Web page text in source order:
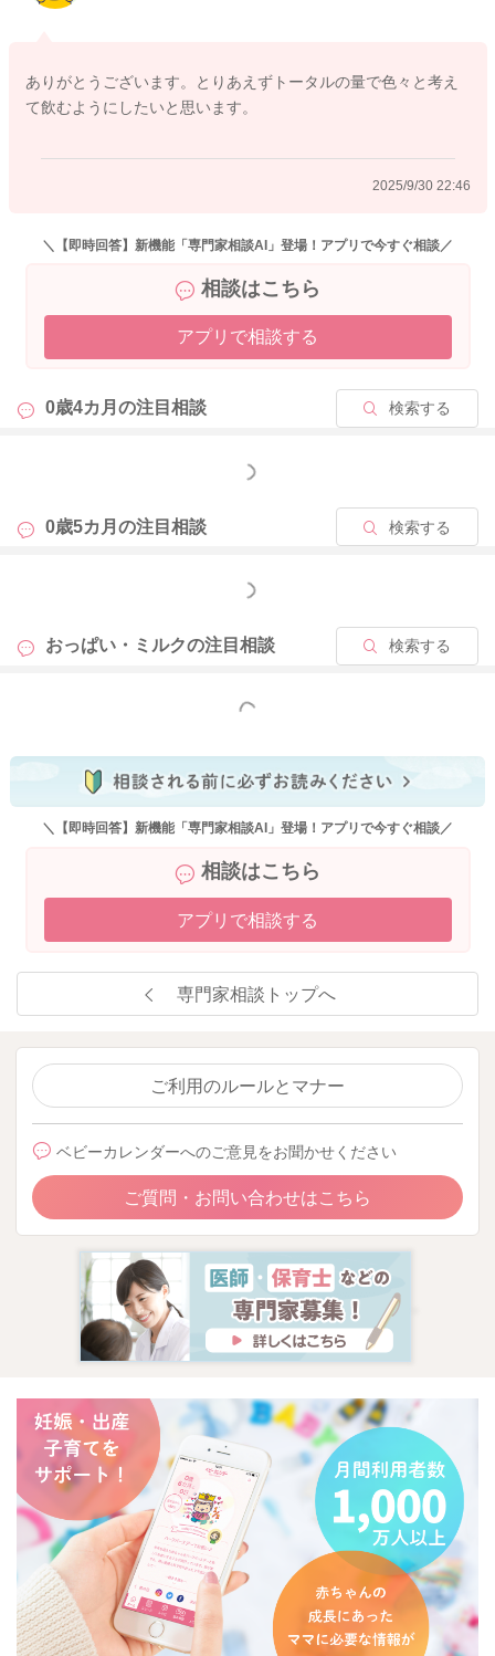
ありがとうございます。とりあえずトータルの量で色々と考え
て飲むようにしたいと思います。
2025/9/30 22:46
＼【即時回答】新機能「専門家相談AI」登場！アプリで今すぐ相談／
相談はこちら
アプリで相談する
0歳4カ月の注目相談 検索する
もっと見る
0歳5カ月の注目相談 検索する
もっと見る
おっぱい・ミルクの注目相談 検索する
もっと見る
＼【即時回答】新機能「専門家相談AI」登場！アプリで今すぐ相談／
相談はこちら
アプリで相談する
専門家相談トップへ
ご利用のルールとマナー
ベビーカレンダーへのご意見をお聞かせください
ご質問・お問い合わせはこちら